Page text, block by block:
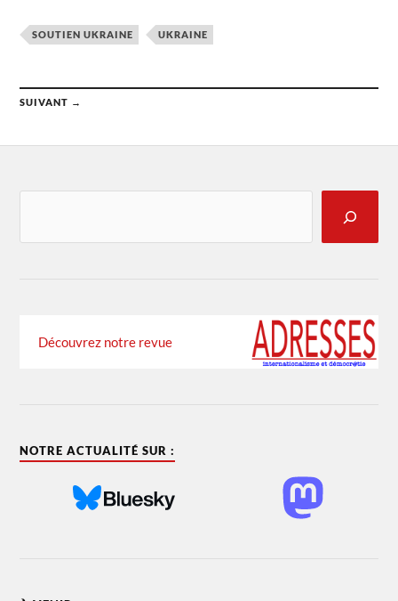
SOUTIEN UKRAINE UKRAINE
SUIVANT →
Découvrez notre revue
NOTRE ACTUALITÉ SUR :